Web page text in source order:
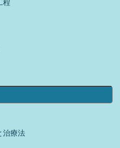
程
治療法